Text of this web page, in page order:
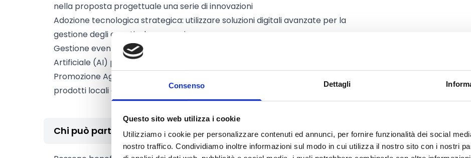
Consenso Dettagli
Questo sito web utilizza i cookie
Utilizziamo i cookie per personalizzare contenuti ed annunci, per fornire funzionalità dei social
nostro traffico. Condividiamo inoltre informazioni sul modo in cui utilizza il nostro sito con i nostri
nella proposta progettuale una serie di innovazioni
Adozione tecnologica strategica: utilizzare soluzioni digitali avanzate per la
gestione degli eventi e la promozione
Gestione eventi: impiego di app mobile, realtà aumentata (AR) e Intelligenza
Artificiale (AI) per ottimizzare e personalizzare l'esperienza
Promozione Agroalimentare: utilizzo dello storytelling digitale per valorizzare i
prodotti locali e connettere il consumatore con l'origine e la storia
Chi può partecipare